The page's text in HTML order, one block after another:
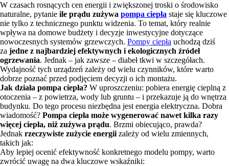
W czasach rosnących cen energii i zwiększonej troski o środowisko
naturalne, pytanie ile prądu zużywa pompa ciepła staje się kluczowe
nie tylko z technicznego punktu widzenia. To temat, który realnie
wpływa na domowe budżety i decyzje inwestycyjne dotyczące
nowoczesnych systemów grzewczych. Pompy ciepła uchodzą dziś
za jedne z najbardziej efektywnych i ekologicznych źródeł
ogrzewania. Jednak – jak zawsze – diabeł tkwi w szczegółach.
Wydajność tych urządzeń zależy od wielu czynników, które warto
dobrze poznać przed podjęciem decyzji o ich montażu.
Jak działa pompa ciepła? W uproszczeniu: pobiera energię cieplną z
otoczenia – z powietrza, wody lub gruntu – i przekazuje ją do wnętrza
budynku. Do tego procesu niezbędna jest energia elektryczna. Dobra
wiadomość? Pompa ciepła może wygenerować nawet kilka razy
więcej ciepła, niż zużywa prądu. Brzmi obiecująco, prawda?
Jednak rzeczywiste zużycie energii zależy od wielu zmiennych,
takich jak:
Aby lepiej ocenić efektywność konkretnego modelu pompy, warto
zwrócić uwagę na dwa kluczowe wskaźniki: